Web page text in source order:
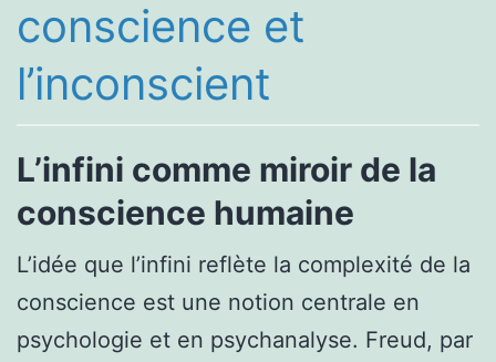
conscience et
l’inconscient
L’infini comme miroir de la
conscience humaine
L’idée que l’infini reflète la complexité de la
conscience est une notion centrale en
psychologie et en psychanalyse. Freud, par